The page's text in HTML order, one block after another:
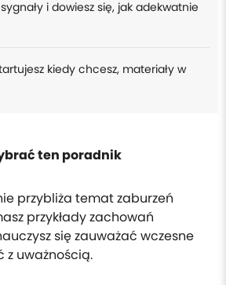
i dowiesz się, jak adekwatnie
kiedy chcesz, materiały w
ten poradnik
przybliża temat zaburzeń
przykłady zachowań
się zauważać wczesne
z uważnością.